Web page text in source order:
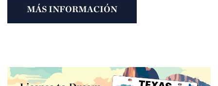
MÁS INFORMACIÓN